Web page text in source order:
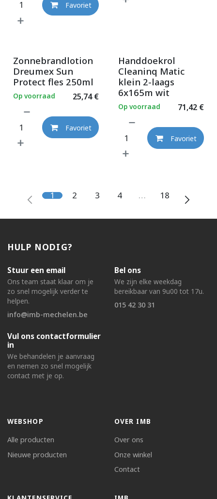
Favoriet
Zonnebrandlotion
Dreumex Sun
Protect fles 250ml
25,74€
Op voorraad
Favoriet
Handdoekrol
Cleaninq Matic
klein 2-laags
6x165m wit
71,42€
Op voorraad
Favoriet
1 2 3 4 … 18
HULP NODIG?
Stuur een email
Ons team staat klaar om je
zo snel mogelijk verder te
helpen.
info@imb-mechelen.be
Bel ons
We zijn elke weekdag
bereikbaar van 9u00 tot 17u.
015 42 30 31
Vul ons contactformulier
in
We behandelen je aanvraag
en nemen zo snel mogelijk
contact met je op.
WEBSHOP
Alle producten
Nieuwe producten
OVER IMB
Over ons
Onze winkel
Contact